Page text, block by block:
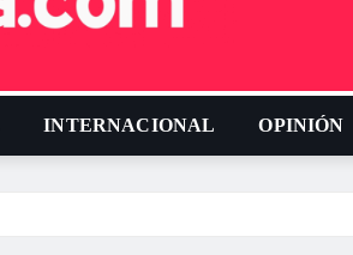
INTERNACIONAL OPINIÓN